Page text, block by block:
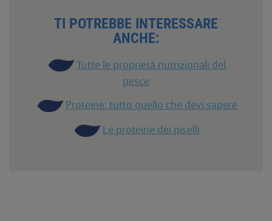
TI POTREBBE INTERESSARE
ANCHE:
Tutte le proprietà nutrizionali del
pesce
Proteine: tutto quello che devi sapere
Le proteine dei piselli